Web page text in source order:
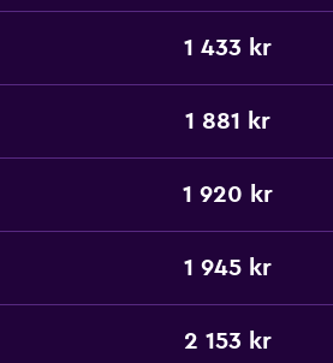
1 433 kr
1 881 kr
1 920 kr
1 945 kr
2 153 kr